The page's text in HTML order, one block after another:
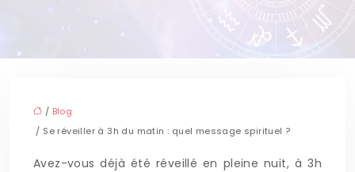
/ Blog
/ Se réveiller à 3h du matin : quel message spirituel ?
Avez-vous déjà été réveillé en pleine nuit, à 3h